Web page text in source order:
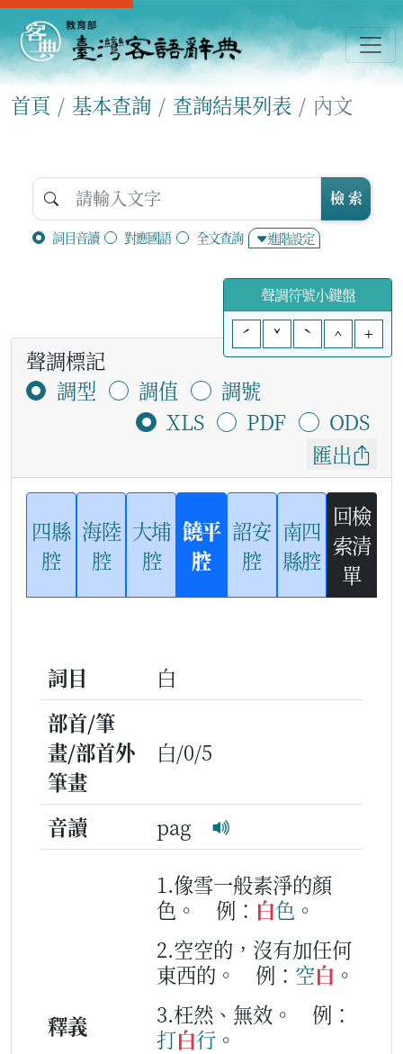
首頁 基本查詢 查詢結果列表 內文
詞目音讀 對應國語 全文查詢 進階設定
檢 索
聲調符號小鍵盤
ˊ
ˇ ˋ ^ +
聲調標記
調型
調值
調號
XLS
PDF
ODS
匯出
四縣
腔
海陸
腔
大埔
腔
饒平
腔
詔安
腔
南四
縣腔
回檢
索清
單
詞目
白
部首/筆
畫/部首外
筆畫
白/0/5
音讀 pag
釋義
1.像雪一般素淨的顏
色。
例： 白色 。
2.空空的，沒有加任何
東西的。
例： 空白 。
3.枉然、無效。
例：
打白行 。